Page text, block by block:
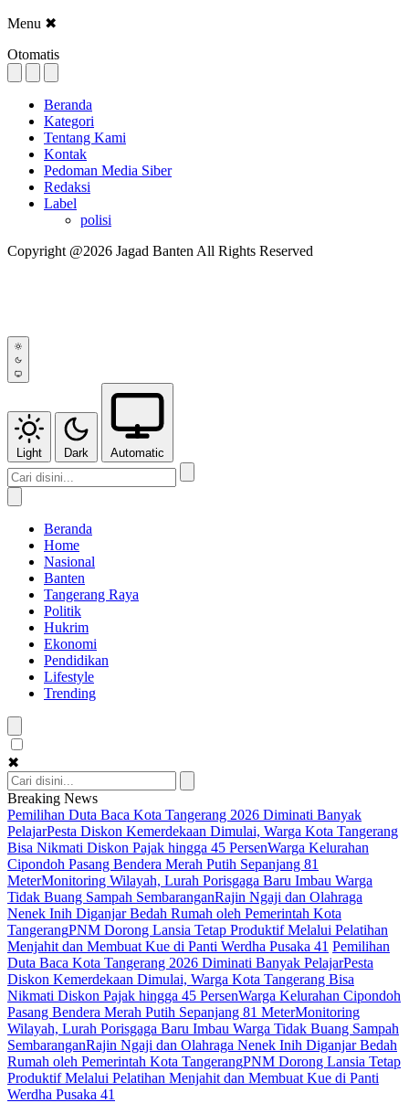
Menu ✖
Otomatis
Beranda
Kategori
Tentang Kami
Kontak
Pedoman Media Siber
Redaksi
Label
polisi
Copyright @2026 Jagad Banten All Rights Reserved
Light Dark Automatic
Beranda
Home
Nasional
Banten
Tangerang Raya
Politik
Hukrim
Ekonomi
Pendidikan
Lifestyle
Trending
✖
Breaking News
Pemilihan Duta Baca Kota Tangerang 2026 Diminati Banyak
PelajarPesta Diskon Kemerdekaan Dimulai, Warga Kota Tangerang
Bisa Nikmati Diskon Pajak hingga 45 PersenWarga Kelurahan
Cipondoh Pasang Bendera Merah Putih Sepanjang 81
MeterMonitoring Wilayah, Lurah Porisgaga Baru Imbau Warga
Tidak Buang Sampah SembaranganRajin Ngaji dan Olahraga
Nenek Inih Diganjar Bedah Rumah oleh Pemerintah Kota
TangerangPNM Dorong Lansia Tetap Produktif Melalui Pelatihan
Menjahit dan Membuat Kue di Panti Werdha Pusaka 41 Pemilihan
Duta Baca Kota Tangerang 2026 Diminati Banyak PelajarPesta
Diskon Kemerdekaan Dimulai, Warga Kota Tangerang Bisa
Nikmati Diskon Pajak hingga 45 PersenWarga Kelurahan Cipondoh
Pasang Bendera Merah Putih Sepanjang 81 MeterMonitoring
Wilayah, Lurah Porisgaga Baru Imbau Warga Tidak Buang Sampah
SembaranganRajin Ngaji dan Olahraga Nenek Inih Diganjar Bedah
Rumah oleh Pemerintah Kota TangerangPNM Dorong Lansia Tetap
Produktif Melalui Pelatihan Menjahit dan Membuat Kue di Panti
Werdha Pusaka 41